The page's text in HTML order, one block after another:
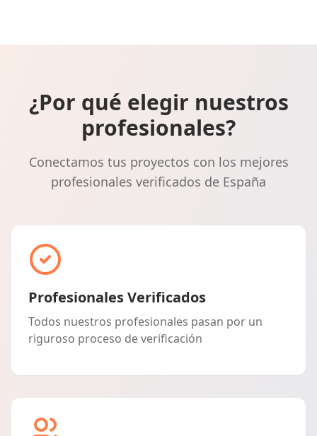
¿Por qué elegir nuestros
profesionales?
Conectamos tus proyectos con los mejores
profesionales verificados de España
Profesionales Verificados
Todos nuestros profesionales pasan por un
riguroso proceso de verificación